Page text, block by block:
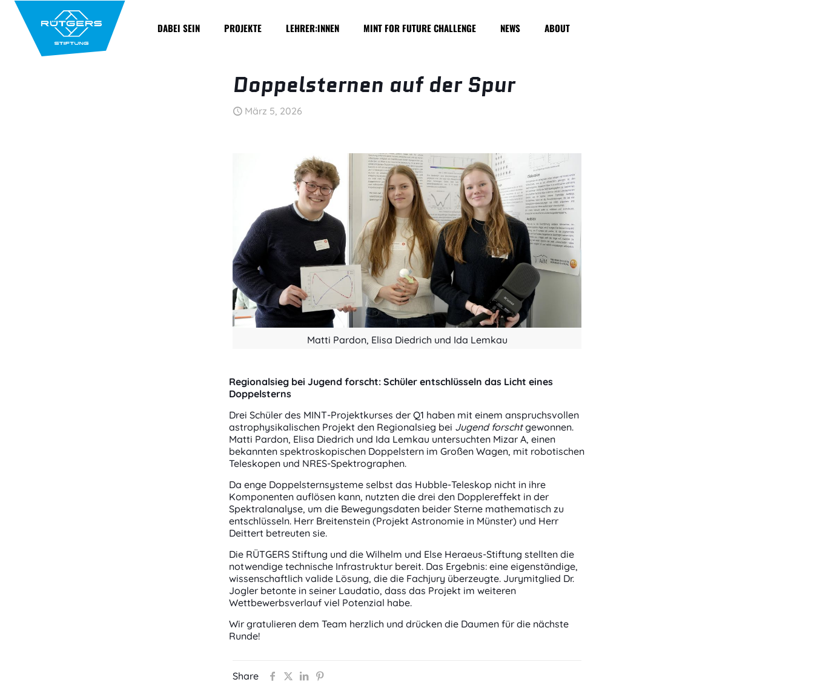
DABEI SEIN PROJEKTE LEHRER:INNEN MINT FOR FUTURE CHALLENGE NEWS ABOUT
Doppelsternen auf der Spur
März 5, 2026
Matti Pardon, Elisa Diedrich und Ida Lemkau
Regionalsieg bei Jugend forscht: Schüler entschlüsseln das Licht eines
Doppelsterns
Drei Schüler des MINT-Projektkurses der Q1 haben mit einem anspruchsvollen
astrophysikalischen Projekt den Regionalsieg bei Jugend forschtgewonnen.
Matti Pardon, Elisa Diedrich und Ida Lemkau untersuchten Mizar A, einen
bekannten spektroskopischen Doppelstern im Großen Wagen, mit robotischen
Teleskopen und NRES-Spektrographen.
Da enge Doppelsternsysteme selbst das Hubble-Teleskop nicht in ihre
Komponenten auflösen kann, nutzten die drei den Dopplereffekt in der
Spektralanalyse, um die Bewegungsdaten beider Sterne mathematisch zu
entschlüsseln. Herr Breitenstein (Projekt Astronomie in Münster) und Herr
Deittert betreuten sie.
Die RÜTGERS Stiftung und die Wilhelm und Else Heraeus-Stiftung stellten die
notwendige technische Infrastruktur bereit. Das Ergebnis: eine eigenständige,
wissenschaftlich valide Lösung, die die Fachjury überzeugte. Jurymitglied Dr.
Jogler betonte in seiner Laudatio, dass das Projekt im weiteren
Wettbewerbsverlauf viel Potenzial habe.
Wir gratulieren dem Team herzlich und drücken die Daumen für die nächste
Runde!
Share